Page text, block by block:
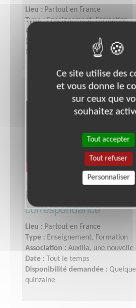
Lieu : Partout en France
Type :Enseignement, Formation
Association :
Date :
Disponibilité demandée :
Formation à distance -
correspondance
Lieu : Partout en France
Type : Enseignement, Formation
Association : Auxilia, une nouvelle
Date :
Tout le temps
Disponibilité demandée :
quinzaine
Ce site utilise des
et vous donne le
sur ceux que
souhaitez
Tout accepter
Tout refuser
Personnaliser